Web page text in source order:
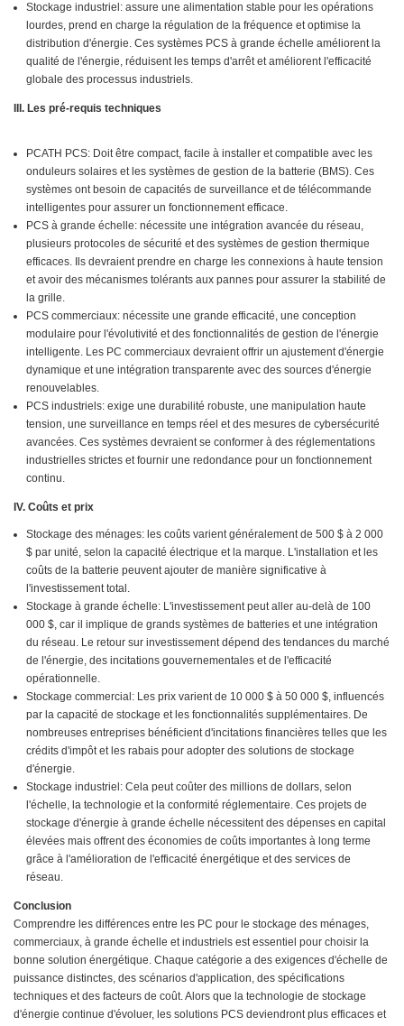
Stockage industriel: assure une alimentation stable pour les opérations
lourdes, prend en charge la régulation de la fréquence et optimise la
distribution d'énergie. Ces systèmes PCS à grande échelle améliorent la
qualité de l'énergie, réduisent les temps d'arrêt et améliorent l'efficacité
globale des processus industriels.
III. Les pré-requis techniques
PCATH PCS: Doit être compact, facile à installer et compatible avec les
onduleurs solaires et les systèmes de gestion de la batterie (BMS). Ces
systèmes ont besoin de capacités de surveillance et de télécommande
intelligentes pour assurer un fonctionnement efficace.
PCS à grande échelle: nécessite une intégration avancée du réseau,
plusieurs protocoles de sécurité et des systèmes de gestion thermique
efficaces. Ils devraient prendre en charge les connexions à haute tension
et avoir des mécanismes tolérants aux pannes pour assurer la stabilité de
la grille.
PCS commerciaux: nécessite une grande efficacité, une conception
modulaire pour l'évolutivité et des fonctionnalités de gestion de l'énergie
intelligente. Les PC commerciaux devraient offrir un ajustement d'énergie
dynamique et une intégration transparente avec des sources d'énergie
renouvelables.
PCS industriels: exige une durabilité robuste, une manipulation haute
tension, une surveillance en temps réel et des mesures de cybersécurité
avancées. Ces systèmes devraient se conformer à des réglementations
industrielles strictes et fournir une redondance pour un fonctionnement
continu.
IV. Coûts et prix
Stockage des ménages: les coûts varient généralement de 500 $ à 2 000
$ par unité, selon la capacité électrique et la marque. L'installation et les
coûts de la batterie peuvent ajouter de manière significative à
l'investissement total.
Stockage à grande échelle: L'investissement peut aller au-delà de 100
000 $, car il implique de grands systèmes de batteries et une intégration
du réseau. Le retour sur investissement dépend des tendances du marché
de l'énergie, des incitations gouvernementales et de l'efficacité
opérationnelle.
Stockage commercial: Les prix varient de 10 000 $ à 50 000 $, influencés
par la capacité de stockage et les fonctionnalités supplémentaires. De
nombreuses entreprises bénéficient d'incitations financières telles que les
crédits d'impôt et les rabais pour adopter des solutions de stockage
d'énergie.
Stockage industriel: Cela peut coûter des millions de dollars, selon
l'échelle, la technologie et la conformité réglementaire. Ces projets de
stockage d'énergie à grande échelle nécessitent des dépenses en capital
élevées mais offrent des économies de coûts importantes à long terme
grâce à l'amélioration de l'efficacité énergétique et des services de
réseau.
Conclusion
Comprendre les différences entre les PC pour le stockage des ménages,
commerciaux, à grande échelle et industriels est essentiel pour choisir la
bonne solution énergétique. Chaque catégorie a des exigences d'échelle de
puissance distinctes, des scénarios d'application, des spécifications
techniques et des facteurs de coût. Alors que la technologie de stockage
d'énergie continue d'évoluer, les solutions PCS deviendront plus efficaces et